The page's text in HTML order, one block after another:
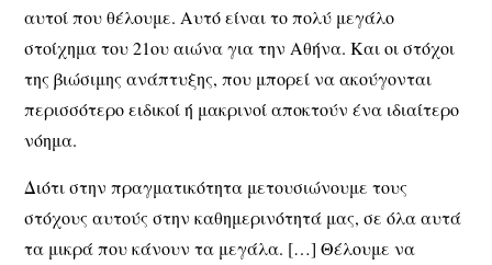
αυτοί που θέλουμε. Αυτό είναι το πολύ μεγάλο
στοίχημα του 21ου αιώνα για την Αθήνα. Και οι στόχοι
της βιώσιμης ανάπτυξης, που μπορεί να ακούγονται
περισσότερο ειδικοί ή μακρινοί αποκτούν ένα ιδιαίτερο
νόημα.
Διότι στην πραγματικότητα μετουσιώνουμε τους
στόχους αυτούς στην καθημερινότητά μας, σε όλα αυτά
τα μικρά που κάνουν τα μεγάλα. […] Θέλουμε να